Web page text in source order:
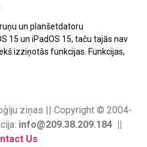
un planšetdatoru
15 un iPadOS 15, taču tajās nav
izziņotās funkcijas. Funkcijas,
ziņas || Copyright © 2004-
info@209.38.209.184 ||
Us